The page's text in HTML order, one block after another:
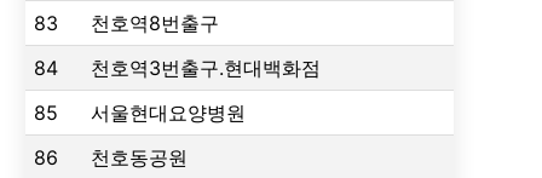
83
천호역8번출구
84
천호역3번출구.현대백화점
85
서울현대요양병원
86
천호동공원